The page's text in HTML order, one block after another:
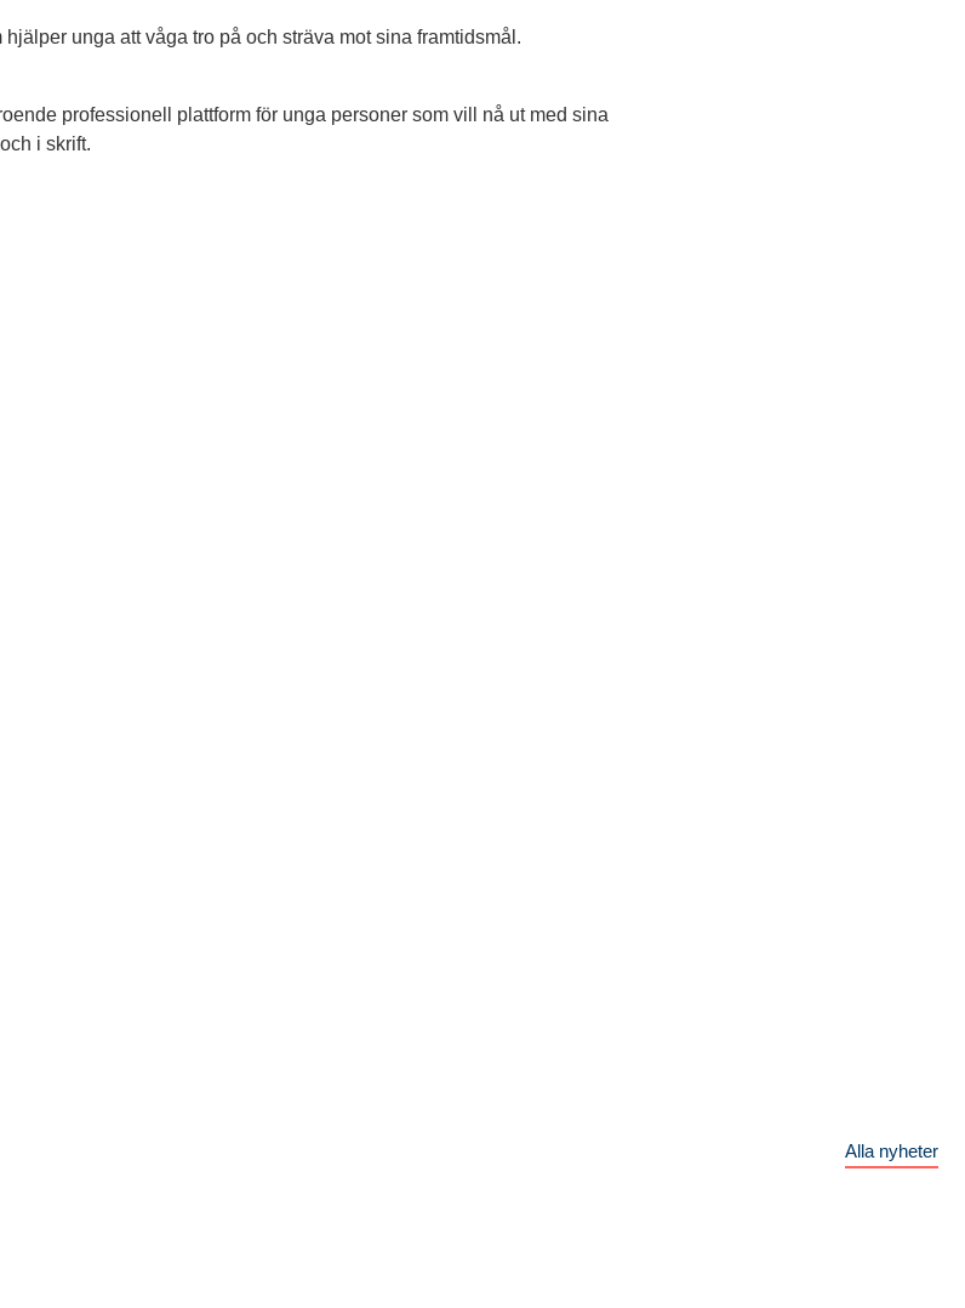
hjälper unga att våga tro på och sträva mot sina framtidsmål.
professionell plattform för unga personer som vill nå ut med sina
i skrift.
Alla nyheter